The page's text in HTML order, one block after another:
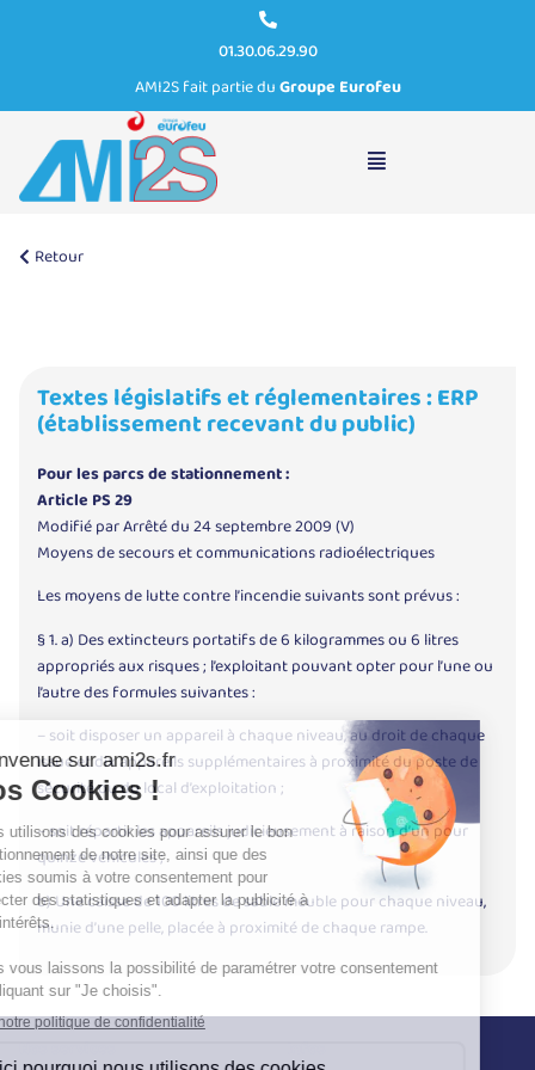
01.30.06.29.90
AMI2S fait partie duGroupe Eurofeu
Retour
Textes législatifs et réglementaires : ERP
(établissement recevant du public)
Pour les parcs de stationnement :
Article PS 29
Modifié parArrêté du 24 septembre 2009 (V)
Moyens de secours et communications radioélectriques
Les moyens de lutte contre l’incendie suivants sont prévus :
§ 1. a) Des extincteurs portatifs de 6 kilogrammes ou 6 litres
appropriés aux risques ; l’exploitant pouvant opter pour l’une ou
l’autre des formules suivantes :
– soit disposer un appareil à chaque niveau, au droit de chaque
issue et dix appareils supplémentaires à proximité du poste de
sécurité ou du local d’exploitation ;
– soit répartir les appareils judicieusement à raison d’un pour
quinze véhicules ;
b) Une caisse de 100 litres de sable meuble pour chaque niveau,
munie d’une pelle, placée à proximité de chaque rampe.